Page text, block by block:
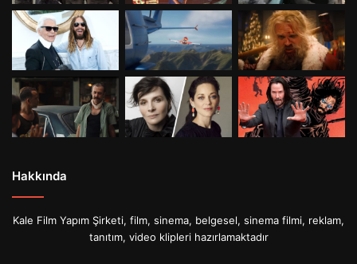
Hakkında
Kale Film Yapım Şirketi, film, sinema, belgesel, sinema filmi, reklam,
tanıtım, video klipleri hazırlamaktadır